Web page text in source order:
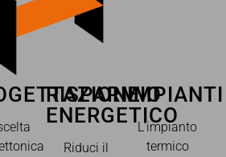
RISPARMIO
ENERGETICO
Riduci il
IMPIANTI
L'impianto
termico